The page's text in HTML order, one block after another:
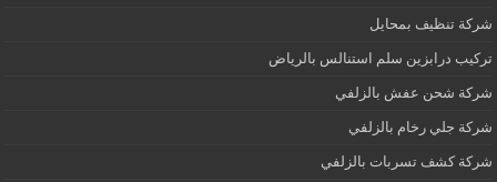
شركة تنظيف بمحايل
تركيب درابزين سلم استنالس بالرياض
شركة شحن عفش بالزلفي
شركة جلي رخام بالزلفي
شركة كشف تسربات بالزلفي